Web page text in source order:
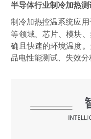
半导体行业制冷加热测
制冷加热控温系统应 用
等领域。芯片、模块
确且快速的环境温度
品电性能测试、失效分